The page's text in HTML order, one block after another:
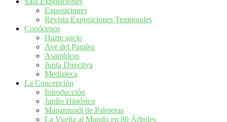
Exposiciones
Revista Exposiciones Temporales
Conócenos
Hazte socio
Ave del Paraíso
Asambleas
Junta Directiva
Mediateca
La Concepción
Introducción
Jardín Histórico
Mapamundi de Palmeras
La Vuelta al Mundo en 80 Árboles